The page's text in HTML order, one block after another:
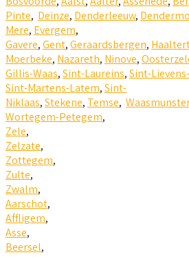
Pinte, Deinze, Denderleeuw,
Mere, Evergem,
Gavere,Gent,Geraardsbergen,
Moerbeke, Nazareth, Ninove,
Gillis-Waas,Sint-Laureins,Sint-
Sint-Martens-Latem,Sint-
Niklaas,Stekene, Temse, Waasmunster
Wortegem-Petegem,
Zele,
Zelzate,
Zottegem,
Zulte,
Zwalm,
Aarschot,
Affligem,
Asse,
Beersel,